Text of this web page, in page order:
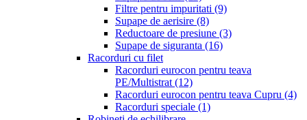
Filtre pentru impuritati (9)
Supape de aerisire (8)
Reductoare de presiune (3)
Supape de siguranta (16)
Racorduri cu filet
Racorduri eurocon pentru teava
PE/Multistrat (12)
Racorduri eurocon pentru teava Cupru (4)
Racorduri speciale (1)